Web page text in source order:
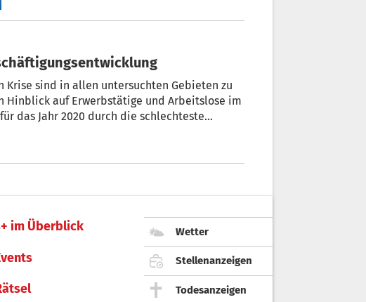
sind in allen untersuchten Gebieten zu
auf Erwerbstätige und Arbeitslose im
das Jahr 2020 durch die schlechteste
im Überblick Wetter
Stellenanzeigen
Todesanzeigen